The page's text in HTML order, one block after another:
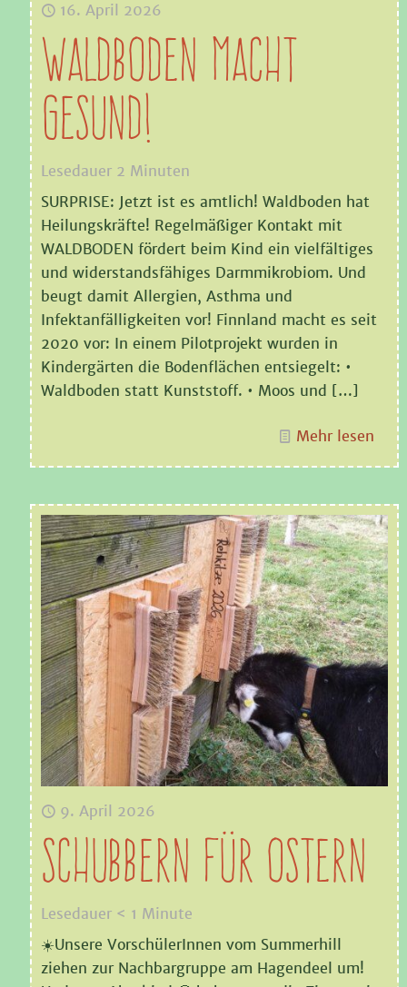
16. April 2026
Waldboden macht
gesund!
Lesedauer 2 Minuten
SURPRISE: Jetzt ist es amtlich! Waldboden hat
Heilungskräfte! Regelmäßiger Kontakt mit
WALDBODEN fördert beim Kind ein vielfältiges
und widerstandsfähiges Darmmikrobiom. Und
beugt damit Allergien, Asthma und
Infektanfälligkeiten vor! Finnland macht es seit
2020 vor: In einem Pilotprojekt wurden in
Kindergärten die Bodenflächen entsiegelt: •
Waldboden statt Kunststoff. • Moos und […]
Mehr lesen
9. April 2026
Schubbern für Ostern
Lesedauer < 1 Minute
☀️Unsere VorschülerInnen vom Summerhill
ziehen zur Nachbargruppe am Hagendeel um!